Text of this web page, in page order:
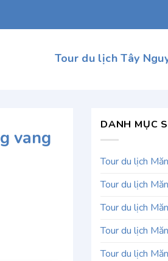
Tour du lịch Tây
vang
DANH MỤC
Tour du lịch
Tour du lịch
Tour du lịch
Tour du lịch
Tour du lịch